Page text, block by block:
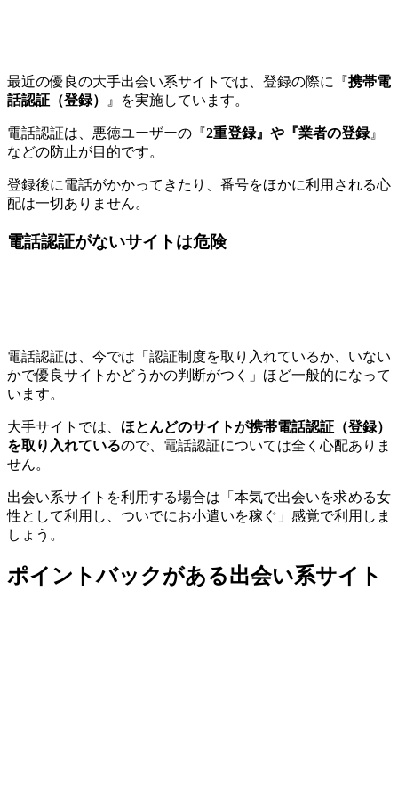
最近の優良の大手出会い系サイトでは、登録の際に『携帯電
話認証（登録）
』を実施しています。
電話認証は、悪徳ユーザーの『2重登録』や『業者の登録』
などの防止が目的です。
登録後に電話がかかってきたり、番号をほかに利用される心
配は一切ありません。
電話認証がないサイトは危険
電話認証は、今では「認証制度を取り入れているか、いない
かで優良サイトかどうかの判断がつく」ほど一般的になって
います。
大手サイトでは、 ほとんどのサイトが携帯電話認証（登録）
を取り入れているので、電話認証については全く心配ありま
せん。
出会い系サイトを利用する場合は「本気で出会いを求める女
性として利用し、ついでにお小遣いを稼ぐ」感覚で利用しま
しょう。
ポイントバックがある出会い系サイト